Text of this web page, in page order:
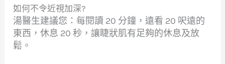
如何不令近視加深?
湯醫生建議您：每閱讀 20 分鐘，遠看 20 呎遠的
東西，休息 20 秒，讓睫狀肌有足夠的休息及放
鬆。